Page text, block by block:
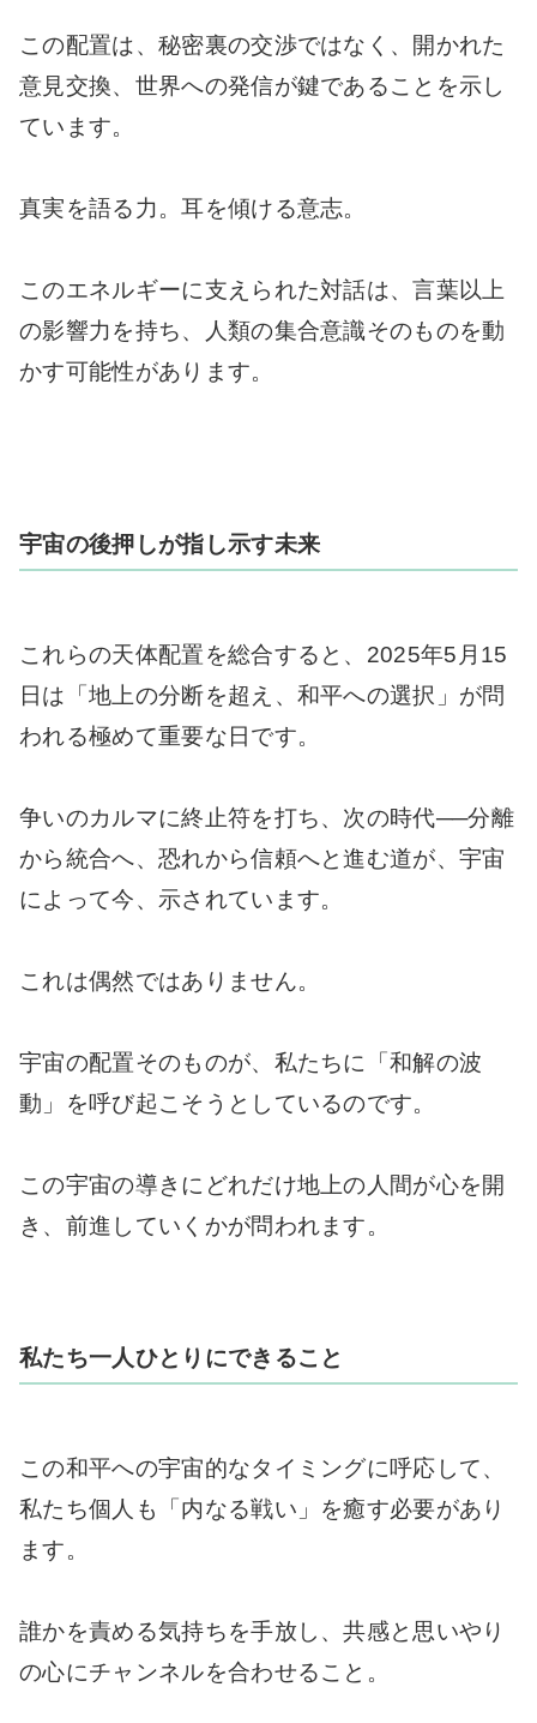
この配置は、秘密裏の交渉ではなく、開かれた
意見交換、世界への発信が鍵であることを示し
ています。
真実を語る力。耳を傾ける意志。
このエネルギーに支えられた対話は、言葉以上
の影響力を持ち、人類の集合意識そのものを動
かす可能性があります。
宇宙の後押しが指し示す未来
これらの天体配置を総合すると、2025年5月15
日は「地上の分断を超え、和平への選択」が問
われる極めて重要な日です。
争いのカルマに終止符を打ち、次の時代──分離
から統合へ、恐れから信頼へと進む道が、宇宙
によって今、示されています。
これは偶然ではありません。
宇宙の配置そのものが、私たちに「和解の波
動」を呼び起こそうとしているのです。
この宇宙の導きにどれだけ地上の人間が心を開
き、前進していくかが問われます。
私たち一人ひとりにできること
この和平への宇宙的なタイミングに呼応して、
私たち個人も「内なる戦い」を癒す必要があり
ます。
誰かを責める気持ちを手放し、共感と思いやり
の心にチャンネルを合わせること。